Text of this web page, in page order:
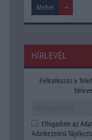
HÍRLEVÉL
Feliratkozás a
Elfogadom az
Adatkezelési